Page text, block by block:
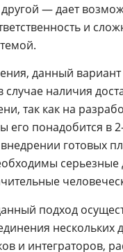
—дает
и
данный
случае наличия
так как на
его понадобится в
готовых
подход
нескольких
и интеграторов,